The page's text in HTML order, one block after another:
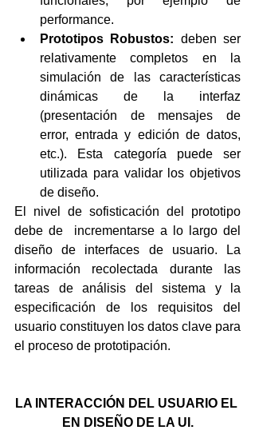
performance.
Prototipos Robustos: deben ser
relativamente completos en la
simulación de las características
dinámicas de la interfaz
(presentación de mensajes de
error, entrada y edición de datos,
etc.). Esta categoría puede ser
utilizada para validar los objetivos
de diseño.
El nivel de sofisticación del prototipo
debe de  incrementarse a lo largo del
diseño de interfaces de usuario. La
información recolectada durante las
tareas de análisis del sistema y la
especificación de los requisitos del
usuario constituyen los datos clave para
el proceso de prototipación.
LA INTERACCIÓN DEL USUARIO EL
EN DISEÑO DE LA UI.